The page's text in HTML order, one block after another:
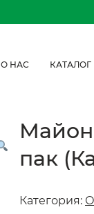
О НАС
пак
Категория: